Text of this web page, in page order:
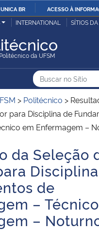
IR
O
BR ACESSO À
Pública
Pecuária e Abastecimento
INTERNATIONAL SÍTIOS
da UFSM
Principal do Sítio
Busca
Buscar no
Busca:
> Politécnico >
para Disciplina de
em Enfermagem –
da Seleção
de
–
–